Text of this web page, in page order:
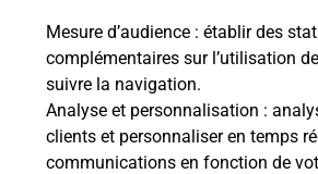
Mesure d’audience : établir des
complémentaires sur l’utilisation
suivre la navigation.
Analyse et personnalisation :
clients et personnaliser en temps
communications en fonction de
Recherchez un autre point
Questions